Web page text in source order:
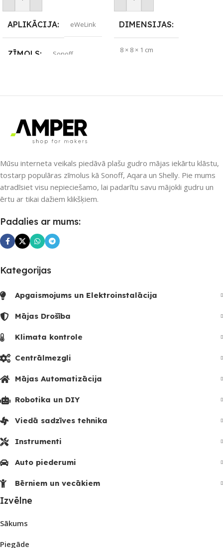
Pievienot Grozam
APLIKĀCIJA eWeLink
ZĪMOLS Sonoff
UZREIZ PIEEJAMAIS
1
Pievienot Grozam
DIMENSIJAS
8 × 8 × 1 cm
4
Mūsu interneta veikals piedāvā plašu gudro mājas iekārtu klāstu,
tostarp populāras zīmolus kā Sonoff, Aqara un Shelly. Pie mums
atradīsiet visu nepieciešamo, lai padarītu savu mājokli gudru un
ērtu ar tikai dažiem klikšķiem.
Padalies ar mums:
Kategorijas
Apgaismojums un Elektroinstalācija
Mājas Drošība
Klimata kontrole
Centrālmezgli
Mājas Automatizācija
Robotika un DIY
Viedā sadzīves tehnika
Instrumenti
Auto piederumi
Bērniem un vecākiem
Izvēlne
Sākums
Piegāde